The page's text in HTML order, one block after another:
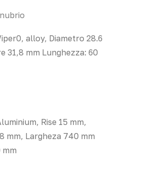
alloy, Diametro 28.6
31,8 mm Lunghezza: 60
Rise 15 mm,
mm, Largheza 740 mm
mm